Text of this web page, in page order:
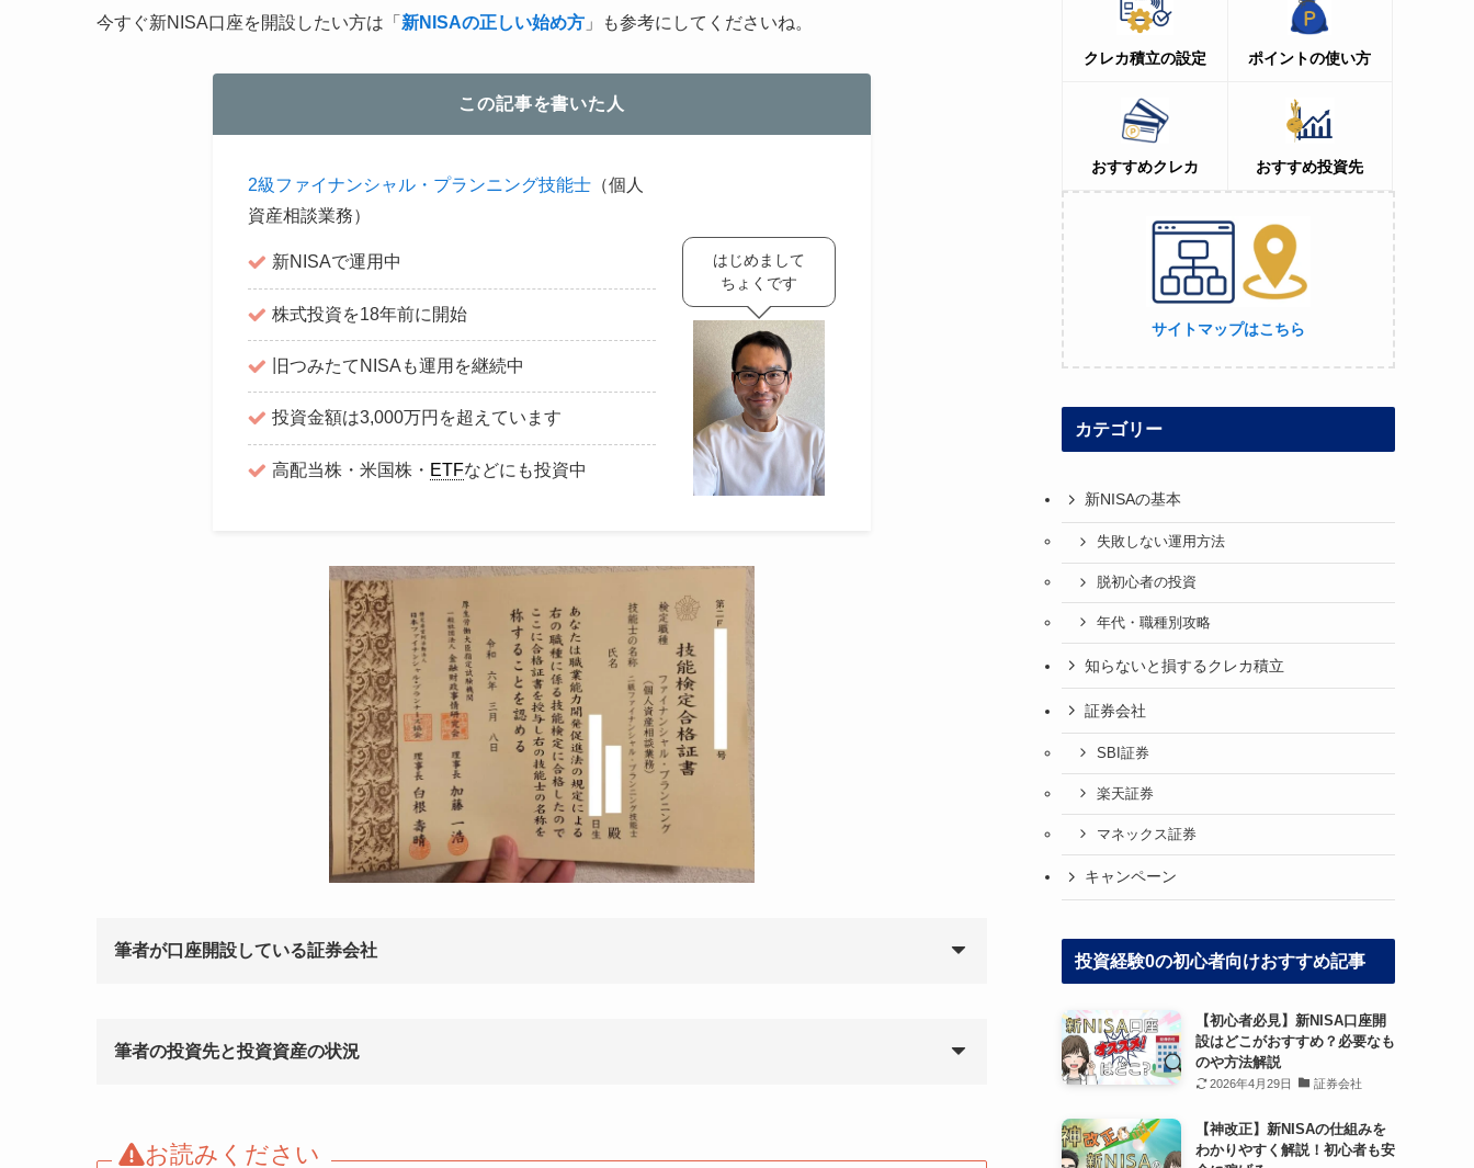
今すぐ新NISA口座を開設したい方は「 新NISAの正しい始め方 」も参考にしてくださいね。
この記事を書いた人
2級ファイナンシャル・プランニング技能士 （個人
資産相談業務）
新NISAで運用中
株式投資を18年前に開始
旧つみたてNISAも運用を継続中
投資金額は3,000万円を超えています
高配当株・米国株・ ETFなどにも投資中
はじめまして
ちょくです
筆者が口座開設している証券会社
筆者の投資先と投資資産の状況
お読みください
クレカ積立の設定 ポイントの使い方
おすすめクレカ おすすめ投資先
サイトマップはこちら
カテゴリー
新NISAの基本
失敗しない運用方法
脱初心者の投資
年代・職種別攻略
知らないと損するクレカ積立
証券会社
SBI証券
楽天証券
マネックス証券
キャンペーン
投資経験0の初心者向けおすすめ記事
【初心者必見】新NISA口座開
設はどこがおすすめ？必要なも
のや方法解説
2026年4月29日 証券会社
【神改正】新NISAの仕組みを
わかりやすく解説！初心者も安